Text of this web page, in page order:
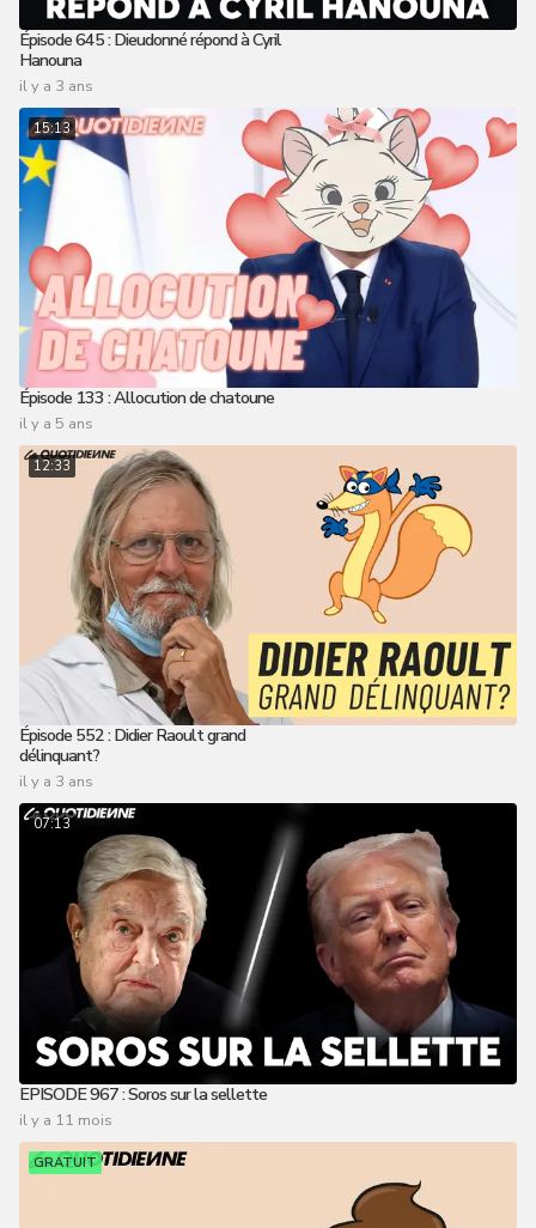
Épisode 645 : Dieudonné répond à Cyril
Hanouna
il y a 3 ans
15:13
Épisode 133 : Allocution de chatoune
il y a 5 ans
12:33
Épisode 552 : Didier Raoult grand
délinquant?
il y a 3 ans
07:13
EPISODE 967 : Soros sur la sellette
il y a 11 mois
GRATUIT